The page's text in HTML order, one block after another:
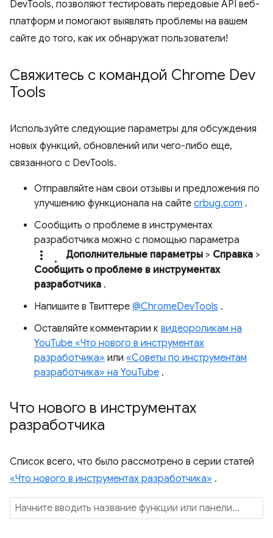
DevTools, позволяют тестировать передовые API веб-
платформ и помогают выявлять проблемы на вашем
сайте до того, как их обнаружат пользователи!
Свяжитесь с командой Chrome Dev
Tools
Используйте следующие параметры для обсуждения
новых функций, обновлений или чего-либо еще,
связанного с DevTools.
Отправляйте нам свои отзывы и предложения по
улучшению функционала на сайте crbug.com .
Сообщить о проблеме в инструментах
разработчика можно с помощью параметра
more_vert. Дополнительные параметры > Справка >
Сообщить о проблеме в инструментах
разработчика .
Напишите в Твиттере @ChromeDevTools .
Оставляйте комментарии к видеороликам на
YouTube «Что нового в инструментах
разработчика» или «Советы по инструментам
разработчика» на YouTube .
Что нового в инструментах
разработчика
Список всего, что было рассмотрено в серии статей
«Что нового в инструментах разработчика» .